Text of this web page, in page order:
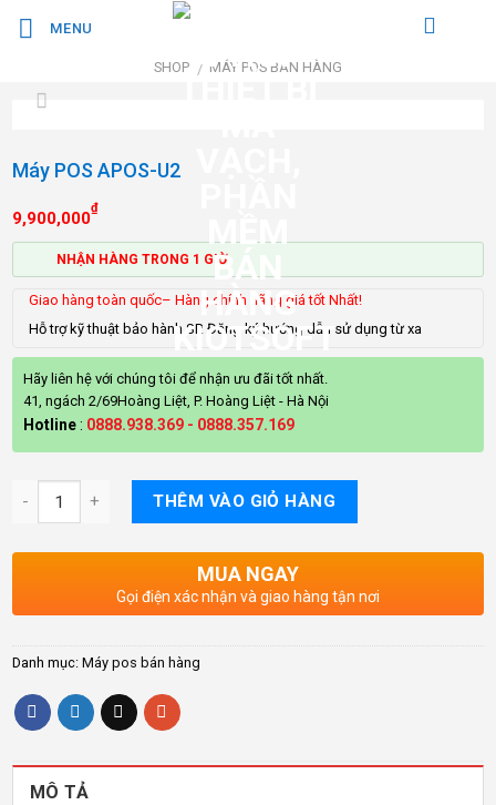
qua
MENU
SHOP / MÁY POS BÁN HÀNG
Máy POS APOS-U2
9,900,000₫
NHẬN HÀNG TRONG 1 GIỜ
Giao hàng toàn quốc– Hàng chính hãng giá tốt Nhất!
Hỗ trợ kỹ thuật bảo hành SP. Đăng ký hướng dẫn sử dụng từ xa
Hãy liên hệ với chúng tôi để nhận ưu đãi tốt nhất.
41, ngách 2/69Hoàng Liệt, P. Hoàng Liệt - Hà Nội
Hotline: 0888.938.369 - 0888.357.169
THÊM VÀO GIỎ HÀNG
MUA NGAY
Gọi điện xác nhận và giao hàng tận nơi
Danh mục: Máy pos bán hàng
MÔ TẢ